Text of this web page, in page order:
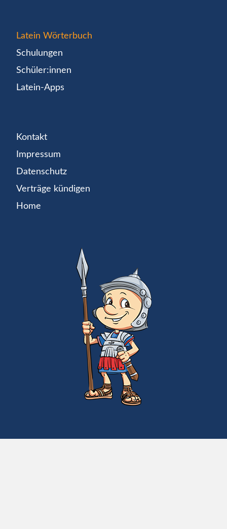
Latein Wörterbuch
Schulungen
Schüler:innen
Latein-Apps
Kontakt
Impressum
Datenschutz
Verträge kündigen
Home